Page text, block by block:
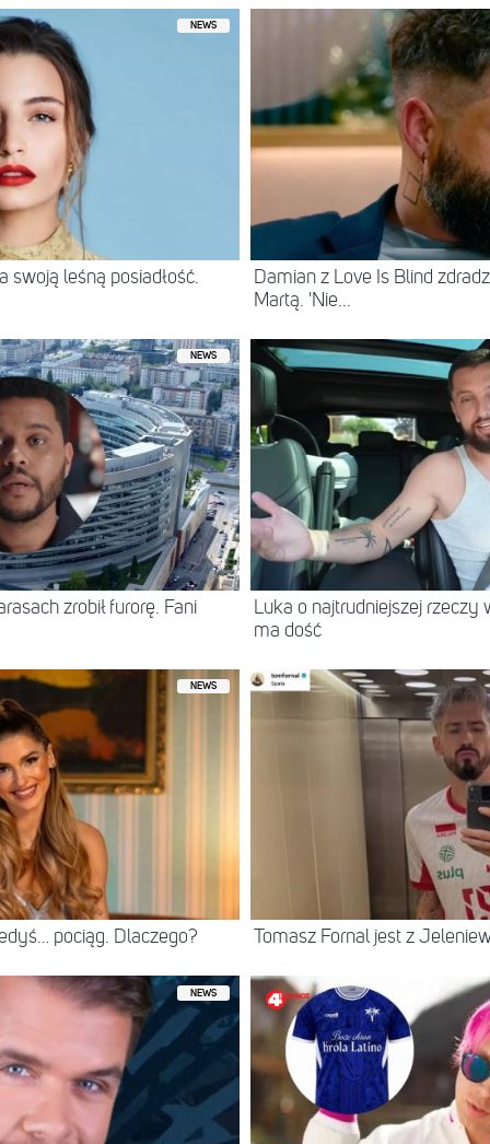
NEWS
leśną posiadłość.
Damian z Love Is Blind
Martą. 'Nie...
NEWS
zrobił furorę. Fani
Luka o najtrudniejszej rzeczy
ma dość
NEWS
pociąg. Dlaczego? Tomasz Fornal jest z
NEWS